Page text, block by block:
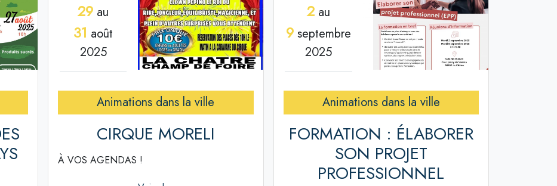
29 au
31 août
2025
Animations dans la ville
CIRQUE MORELI
À VOS AGENDAS !
2 au
9 septembre
2025
Animations dans la ville
FORMATION : ÉLABORER
SON PROJET
PROFESSIONNEL